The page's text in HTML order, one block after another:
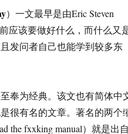
）一文最早是由Eric Steven
应该要做好什么，而什么又
发问者自己也能学到较多东
奉为经典。该文也有简体中
很有名的文章。著名的两个
the fxxking manual）就是出